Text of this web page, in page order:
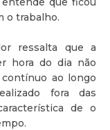
o trabalho.
ressalta que a
hora do dia não
ao longo
fora das
de o